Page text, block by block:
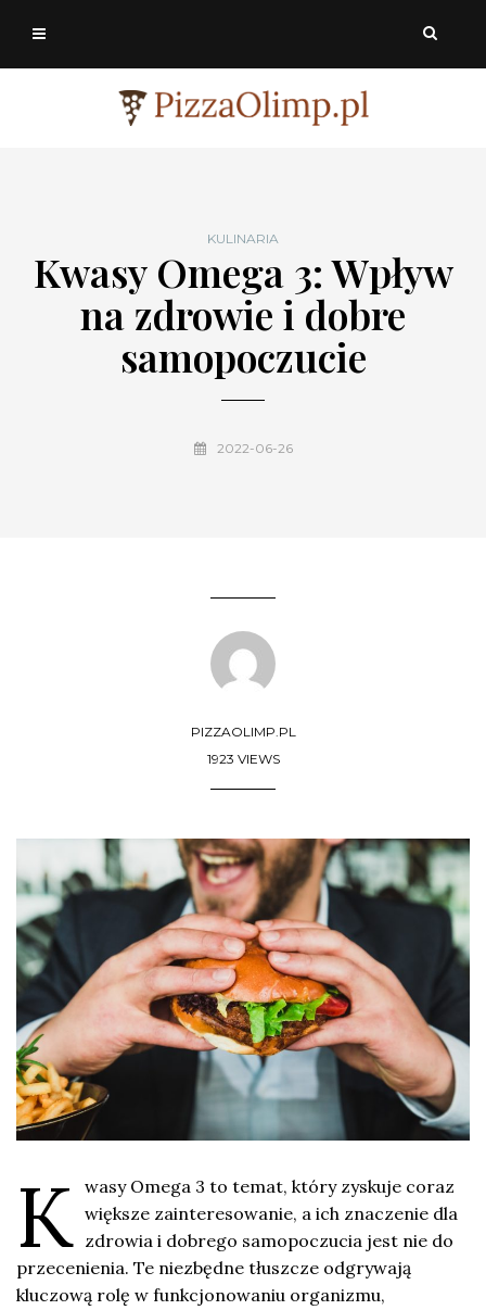
KULINARIA
Kwasy Omega 3: Wpływ
na zdrowie i dobre
samopoczucie
2022-06-26
PIZZAOLIMP.PL
1923 VIEWS
K wasy Omega 3 to temat, który zyskuje coraz
większe zainteresowanie, a ich znaczenie dla
zdrowia i dobrego samopoczucia jest nie do
przecenienia. Te niezbędne tłuszcze odgrywają
kluczową rolę w funkcjonowaniu organizmu,